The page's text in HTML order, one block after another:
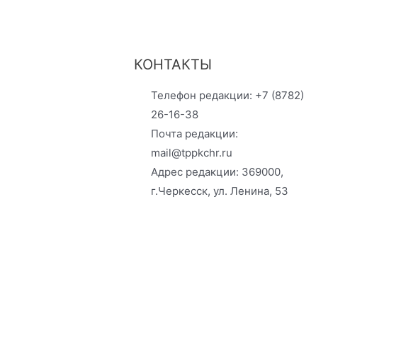
КОНТАКТЫ
Телефон редакции: +7 (8782)
26-16-38
Почта редакции:
mail@tppkchr.ru
Адрес редакции: 369000,
г.Черкесск, ул. Ленина, 53